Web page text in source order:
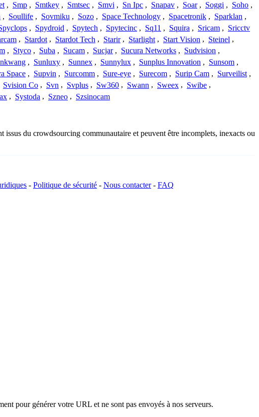
, Smp , Smtkey , Smtsec , Smvi , Sn Ipc , Snapav , Soar , Soggi , Soho ,
, Soullife , Sovmiku , Sozo , Space Technology , Spacetronik , Sparklan ,
, Spydroid , Spytech , Spytecinc , Sq11 , Squira , Sricam , Sricctv
, Stardot , Stardot Tech , Starir , Starlight , Start Vision , Steinel ,
, Styco , Suba , Sucam , Sucjar , Sucura Networks , Sudvision ,
, Sunluxy , Sunnex , Sunnylux , Sunplus Innovation , Sunsom ,
Space , Supvin , Surcomm , Sure-eye , Surecom , Surip Cam , Surveilist ,
Svision Co , Svn , Svplus , Sw360 , Swann , Sweex , Swibe ,
, Systoda , Szneo , Szsinocam
du crowdsourcing communautaire et peuvent être incomplets, inexacts ou
- Politique de sécurité - Nous contacter- FAQ
pour générer votre URL et ne sont pas envoyés à nos serveurs.